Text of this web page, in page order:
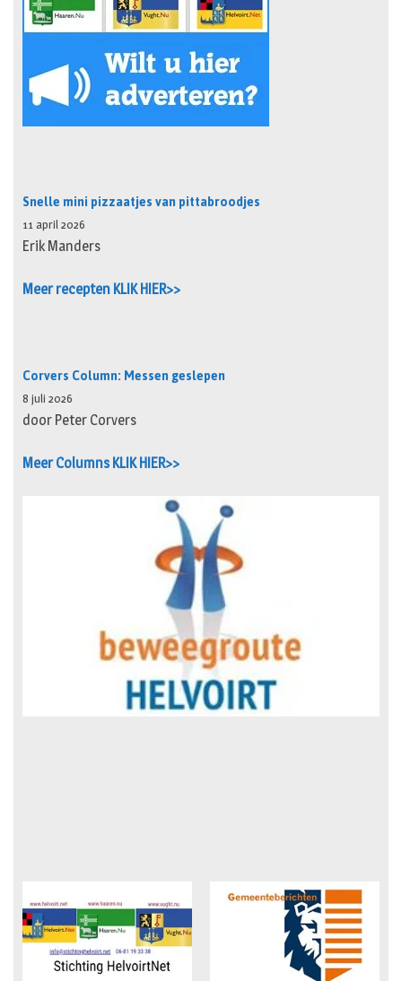
Snelle mini pizzaatjes van pittabroodjes
11 april 2026
Erik Manders
Meer recepten KLIK HIER>>
Corvers Column: Messen geslepen
8 juli 2026
door Peter Corvers
Meer Columns KLIK HIER>>